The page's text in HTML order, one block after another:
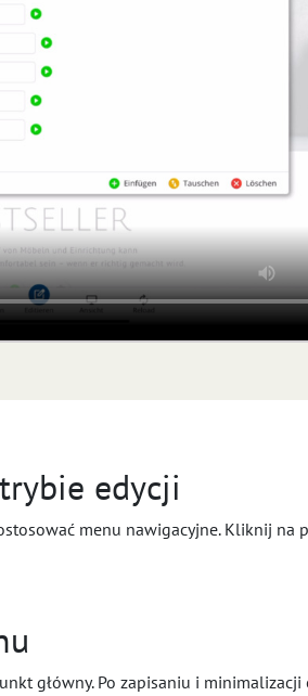
edycji
menu nawigacyjne. Kliknij na
główny. Po zapisaniu i